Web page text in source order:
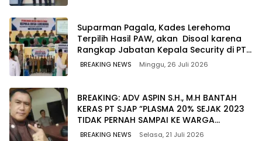
Suparman Pagala, Kades Lerehoma
Terpilih Hasil PAW, akan Disoal karena
Rangkap Jabatan Kepala Security di PT
TPM
BREAKING NEWS Minggu, 26 Juli 2026
BREAKING: ADV ASPIN S.H., M.H BANTAH
KERAS PT SJAP “PLASMA 20% SEJAK 2023
TIDAK PERNAH SAMPAI KE WARGA
WAWOONE!
BREAKING NEWS Selasa, 21 Juli 2026